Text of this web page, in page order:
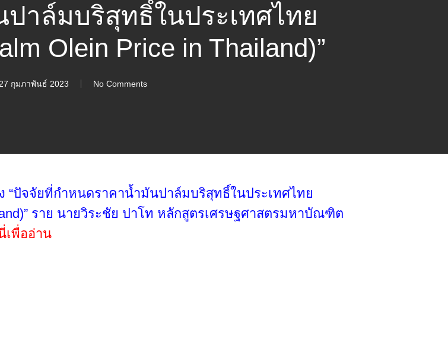
าล์มบริสุทธิ์ในประเทศไทย
Olein Price in Thailand)”
27 กุมภาพันธ์ 2023 No Comments
“ปัจจัยที่กำหนดราคาน้ำมันปาล์มบริสุทธิ์ในประเทศไทย
ราย นายวิระชัย ปาโท หลักสูตรเศรษฐศาสตรมหาบัณฑิต
เพื่ออ่าน